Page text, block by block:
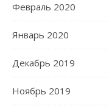
Февраль 2020
Январь 2020
Декабрь 2019
Ноябрь 2019